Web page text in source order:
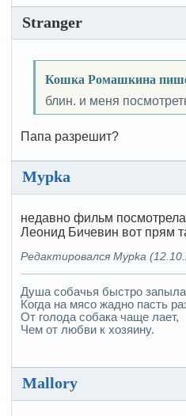
Stranger
Кошка Ромашкина
блин. и меня
Папа разрешит?
Mypka
недавно фильм
Леонид Бичевин вот прям
Редактировался Mypka
Душа собачья быстро
Когда на мясо жадно пасть
От голода собака чаще лает,
Чем от любви к хозяину.
Mallory